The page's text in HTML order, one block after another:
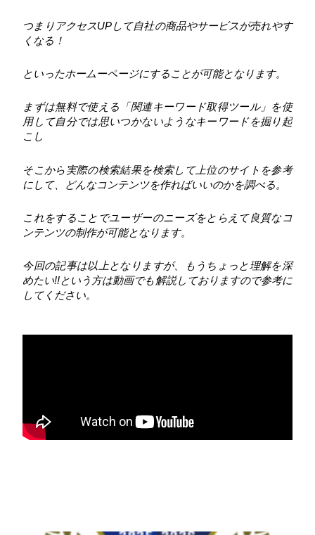
つまりアクセスUPして自社の商品やサービスが売れやす
くなる！
といったホームーページにすることが可能となります。
まずは無料で使える「関連キーワード取得ツール」を使
用して自分では思いつかないようなキーワードを掘り起
こし
そこから実際の検索結果を検索して上位のサイトを参考
にして、どんなコンテンツを作ればいいのかを調べる。
これをすることでユーザーのニーズをとらえて良質なコ
ンテンツの制作が可能となります。
今回の記事は以上となりますが、もうちょっと理解を深
めたい!!という方は動画でも解説しておりますので参考に
してください。